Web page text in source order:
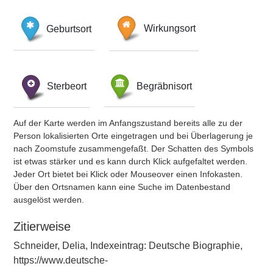
Geburtsort Wirkungsort
Sterbeort Begräbnisort
Auf der Karte werden im Anfangszustand bereits alle zu der
Person lokalisierten Orte eingetragen und bei Überlagerung je
nach Zoomstufe zusammengefaßt. Der Schatten des Symbols
ist etwas stärker und es kann durch Klick aufgefaltet werden.
Jeder Ort bietet bei Klick oder Mouseover einen Infokasten.
Über den Ortsnamen kann eine Suche im Datenbestand
ausgelöst werden.
Zitierweise
Schneider, Delia, Indexeintrag: Deutsche Biographie,
https://www.deutsche-